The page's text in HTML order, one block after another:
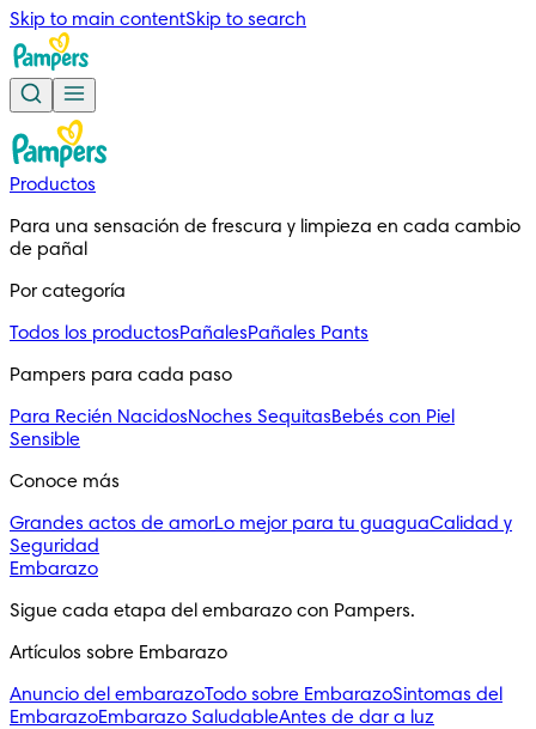
Skip to main contentSkip to search
Productos
Para una sensación de frescura y limpieza en cada cambio
de pañal
Por categoría
Todos los productosPañalesPañales Pants
Pampers para cada paso
Para Recién NacidosNoches SequitasBebés con Piel
Sensible
Conoce más
Grandes actos de amorLo mejor para tu guaguaCalidad y
Seguridad
Embarazo
Sigue cada etapa del embarazo con Pampers.
Artículos sobre Embarazo
Anuncio del embarazoTodo sobre EmbarazoSintomas del
EmbarazoEmbarazo SaludableAntes de dar a luz